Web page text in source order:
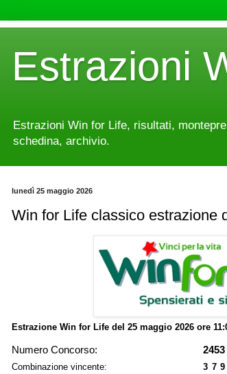
Estrazioni
Estrazioni Win for Life, risultati,
schedina, archivio.
lunedì 25 maggio 2026
Win for Life classico estrazione
Estrazione Win for Life del 25 maggio 2026 ore
Numero Concorso: 2453
Combinazione vincente:
3 7 9